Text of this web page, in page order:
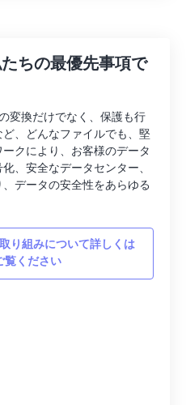
ちの最優先事項で
変換だけでなく、保護も行
、どんなファイルでも、堅
クにより、お客様のデータ
、安全なデータセンター、
データの安全性をあらゆる
り組みについて詳しくは
覧ください